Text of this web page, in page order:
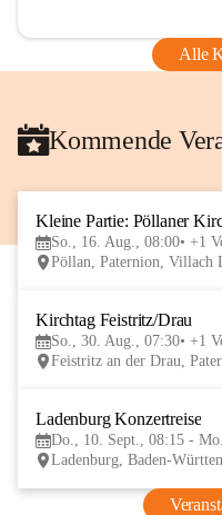
Alle
Kommende
Kleine Partie: Pöllaner
So., 16. Aug., 08:00 +1
Pöllan, Paternion, Villach
Kirchtag Feistritz/Drau
So., 30. Aug., 07:30 +1
Feistritz an der Drau,
Ladenburg Konzertreise
Do., 10. Sept., 08:15 -
Ladenburg, Baden-